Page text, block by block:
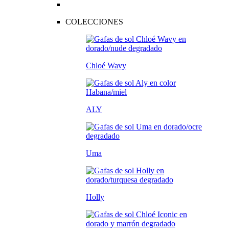
COLECCIONES
Chloé Wavy
ALY
Uma
Holly